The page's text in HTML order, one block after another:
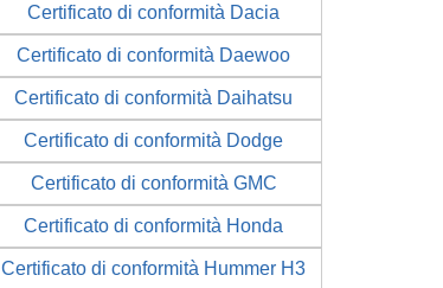
Certificato di conformità Dacia
Certificato di conformità Daewoo
Certificato di conformità Daihatsu
Certificato di conformità Dodge
Certificato di conformità GMC
Certificato di conformità Honda
Certificato di conformità Hummer H3